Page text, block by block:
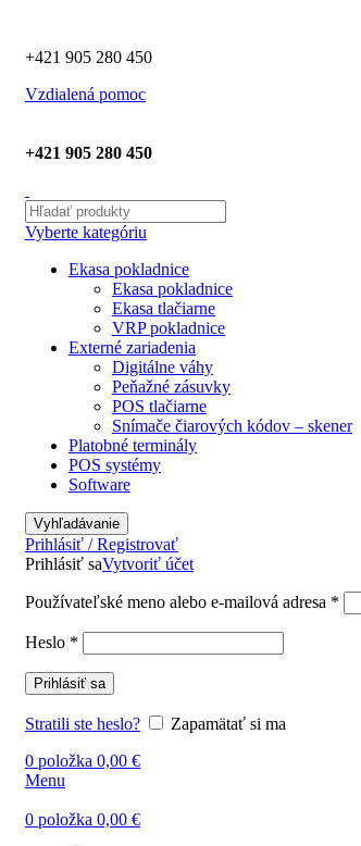
+421 905 280 450
Vzdialená pomoc
+421 905 280 450
Vyberte kategóriu
Ekasa pokladnice
Ekasa pokladnice
Ekasa tlačiarne
VRP pokladnice
Externé zariadenia
Digitálne váhy
Peňažné zásuvky
POS tlačiarne
Snímače čiarových kódov – skener
Platobné terminály
POS systémy
Software
Vyhľadávanie
Prihlásiť / Registrovať
Prihlásiť saVytvoriť účet
Používateľské meno alebo e-mailová adresa *
Heslo *
Prihlásiť sa
Stratili ste heslo?
Zapamätať si ma
0 položka 0,00 €
Menu
0 položka 0,00 €